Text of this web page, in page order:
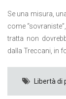
Se una misura,
come
tratta non
dalla Treccani, in
Libertà di